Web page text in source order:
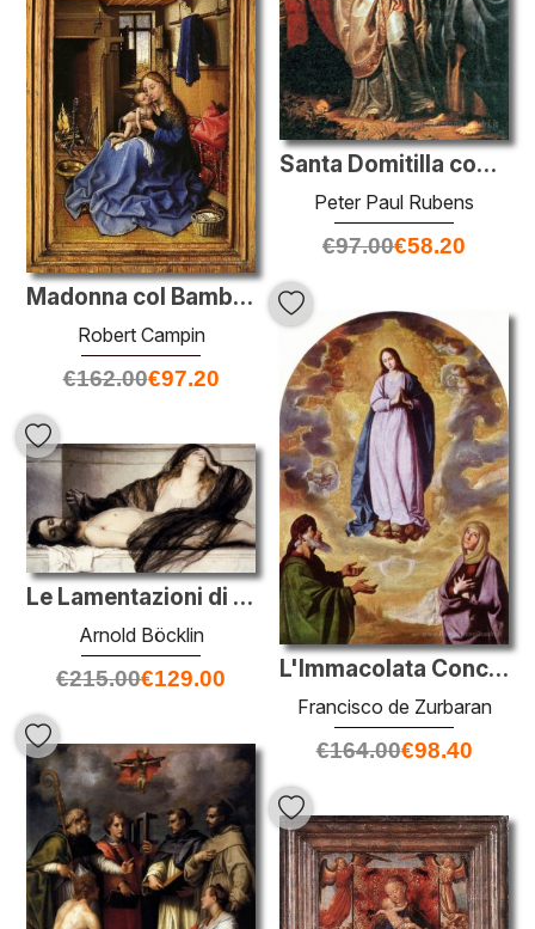
Santa Domitilla con S. Nereo e Achilleo St.
Peter Paul Rubens
€97.00€58.20
Madonna col Bambino in un interno
Robert Campin
€162.00€97.20
L'Immacolata Concezione con San Gioacchino e Sant'Anna
Francisco de Zurbaran
€164.00€98.40
Le Lamentazioni di Maria Maddalena sul corpo di Cristo
Arnold Böcklin
€215.00€129.00